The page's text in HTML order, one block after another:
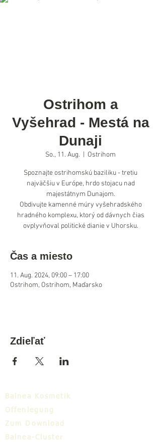
Ostrihom a
Vyšehrad - Mestá na
Dunaji
So., 11. Aug. Ostrihom
Spoznajte ostrihomskú baziliku - tretiu
najväčšiu v Európe, hrdo stojacu nad
majestátnym Dunajom.
Obdivujte kamenné múry vyšehradského
hradného komplexu, ktorý od dávnych čias
ovplyvňoval politické dianie v Uhorsku.
Čas a miesto
11. Aug. 2024, 09:00 – 17:00
Ostrihom, Ostrihom, Maďarsko
Zdieľať
Balnea Kosmetik
Offenlegung
Zum Download
Balnea-Cluster